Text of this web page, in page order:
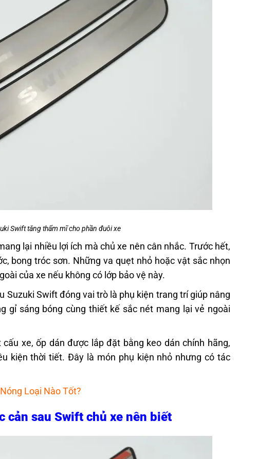
Swift tăng thẩm mĩ cho phần đuôi xe
lại nhiều lợi ích mà chủ xe nên cân nhắc. Trước hết,
bong tróc sơn. Những va quẹt nhỏ hoặc vật sắc nhọn
của xe nếu không có lớp bảo vệ này.
Suzuki Swift đóng vai trò là phụ kiện trang trí giúp nâng
gỉ sáng bóng cùng thiết kế sắc nét mang lại vẻ ngoài
xe, ốp dán được lắp đặt bằng keo dán chính hãng,
kiện thời tiết. Đây là món phụ kiện nhỏ nhưng có tác
Loại Nào Tốt?
cản sau Swift chủ xe nên biết